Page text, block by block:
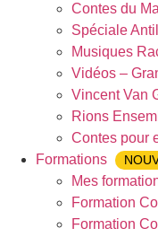
Contes du
Spéciale
Musiques
Vidéos –
Vincent Van
Rions
Contes pour
Formations
Mes
Formation
Formation